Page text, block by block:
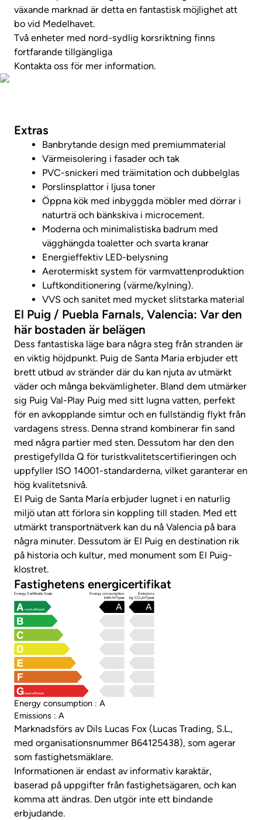
växande marknad är detta en fantastisk möjlighet att
bo vid Medelhavet.
Två enheter med nord-sydlig korsriktning finns
fortfarande tillgängliga
Kontakta oss för mer information.
Extras
Banbrytande design med premiummaterial
Värmeisolering i fasader och tak
PVC-snickeri med träimitation och dubbelglas
Porslinsplattor i ljusa toner
Öppna kök med inbyggda möbler med dörrar i
naturträ och bänkskiva i microcement.
Moderna och minimalistiska badrum med
vägghängda toaletter och svarta kranar
Energieffektiv LED-belysning
Aerotermiskt system för varmvattenproduktion
Luftkonditionering (värme/kylning).
VVS och sanitet med mycket slitstarka material
El Puig / Puebla Farnals, Valencia: Var den
här bostaden är belägen
Dess fantastiska läge bara några steg från stranden är
en viktig höjdpunkt. Puig de Santa Maria erbjuder ett
brett utbud av stränder där du kan njuta av utmärkt
väder och många bekvämligheter. Bland dem utmärker
sig Puig Val-Play Puig med sitt lugna vatten, perfekt
för en avkopplande simtur och en fullständig flykt från
vardagens stress. Denna strand kombinerar fin sand
med några partier med sten. Dessutom har den den
prestigefyllda Q för turistkvalitetscertifieringen och
uppfyller ISO 14001-standarderna, vilket garanterar en
hög kvalitetsnivå.
El Puig de Santa María erbjuder lugnet i en naturlig
miljö utan att förlora sin koppling till staden. Med ett
utmärkt transportnätverk kan du nå Valencia på bara
några minuter. Dessutom är El Puig en destination rik
på historia och kultur, med monument som El Puig-
klostret.
Fastighetens energicertifikat
Energy Certificate Scale
Energy consumption
kWh/m²/year
Emissions
kg CO₂/m²/year
most efficient
least efficient
A
A
Energy consumption : A
Emissions : A
Marknadsförs av Dils Lucas Fox (Lucas Trading, S.L.,
med organisationsnummer B64125438), som agerar
som fastighetsmäklare.
Informationen är endast av informativ karaktär,
baserad på uppgifter från fastighetsägaren, och kan
komma att ändras. Den utgör inte ett bindande
erbjudande.